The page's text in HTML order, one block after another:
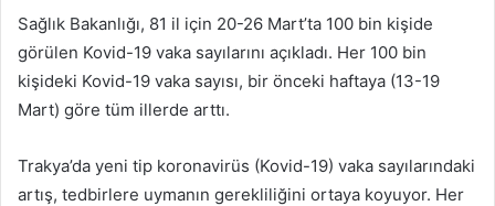
göndermek
Sağlık Bakanlığı, 81 il için 20-26 Mart’ta 100 bin kişide
görülen Kovid-19 vaka sayılarını açıkladı. Her 100 bin
kişideki Kovid-19 vaka sayısı, bir önceki haftaya (13-19
Mart) göre tüm illerde arttı.
Trakya’da yeni tip koronavirüs (Kovid-19) vaka sayılarındaki
artış, tedbirlere uymanın gerekliliğini ortaya koyuyor. Her